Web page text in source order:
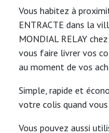
Vous habitez à
ENTRACTE dans la
MONDIAL RELAY
vous faire livrer vos
au moment de vos
Simple, rapide et
votre colis quand
Vous pouvez aussi